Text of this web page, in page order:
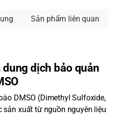
Sản phẩm liên quan
dịch bảo quản
DMSO (Dimethyl Sulfoxide,
sản xuất từ nguồn nguyên liệu